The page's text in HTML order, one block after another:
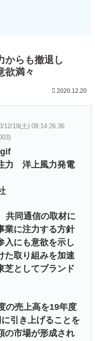
からも撤退し
欲満々
2020.12.20
12/19(土) 08:14:26.36
力 洋上風力発電
共同通信の取材に
業に注力する方針
入にも意欲を示し
た取り組みを加速
芝としてブランド
の売上高を19年度
引き上げることを
の市場が形成され